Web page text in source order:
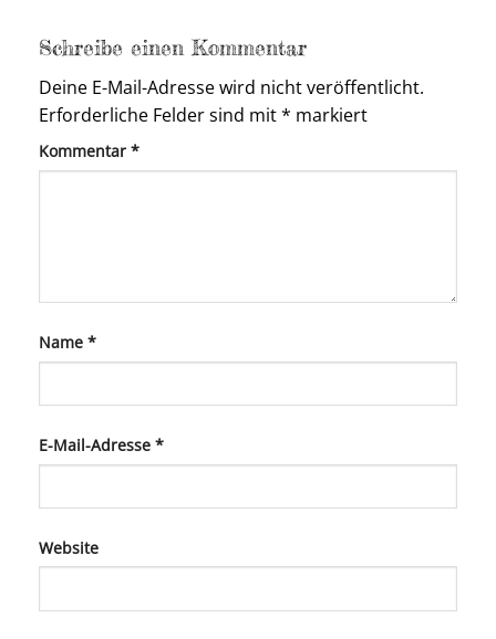
Schreibe einen Kommentar
Deine E-Mail-Adresse wird nicht veröffentlicht.
Erforderliche Felder sind mit* markiert
Kommentar *
Name *
E-Mail-Adresse *
Website